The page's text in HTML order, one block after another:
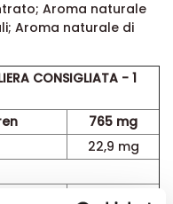
Aroma naturale
Aroma naturale di
CONSIGLIATA - 1
765 mg
22,9 mg